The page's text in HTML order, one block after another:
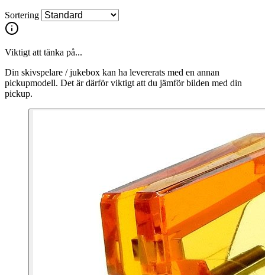
Sortering
Viktigt att tänka på...
Din skivspelare / jukebox kan ha levererats med en annan
pickupmodell. Det är därför viktigt att du jämför bilden med din
pickup.